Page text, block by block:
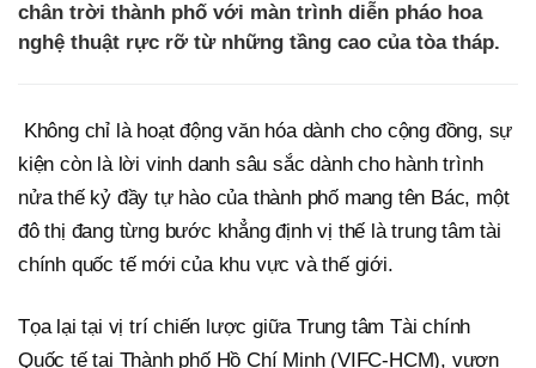
chân trời thành phố với màn trình diễn pháo hoa
nghệ thuật rực rỡ từ những tầng cao của tòa tháp.
Không chỉ là hoạt động văn hóa dành cho cộng đồng, sự
kiện còn là lời vinh danh sâu sắc dành cho hành trình
nửa thế kỷ đầy tự hào của thành phố mang tên Bác, một
đô thị đang từng bước khẳng định vị thế là trung tâm tài
chính quốc tế mới của khu vực và thế giới.
Tọa lại tại vị trí chiến lược giữa Trung tâm Tài chính
Quốc tế tại Thành phố Hồ Chí Minh (VIFC-HCM), vươn